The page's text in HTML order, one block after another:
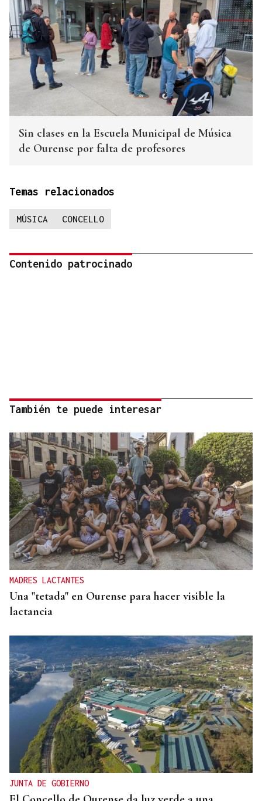
Sin clases en la Escuela Municipal de Música
de Ourense por falta de profesores
Temas relacionados
MÚSICA CONCELLO
Contenido patrocinado
También te puede interesar
MADRES LACTANTES
Una "tetada" en Ourense para hacer visible la
lactancia
JUNTA DE GOBIERNO